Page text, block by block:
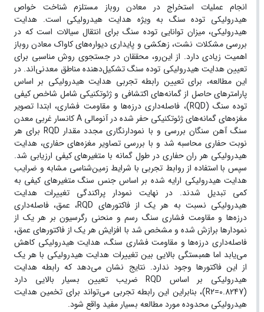
انجام عملیات استخراج در معادن روباز مستلزم شناخت خواص
هیدرولیکی توده سنگ به ویژه هدایت هیدرولیکی است. هدایت
هیدرولیکی، میزان توانایی توده سنگ برای انتقال سیالات است که در
بررسی مشکلات نشت، زهکشی و پایداری دیواره‌های کاواک معادن روباز
اهمیت زیادی دارد. از این‌رو، محققان در جستجوی روش مناسبی برای
تعیین هدایت هیدرولیکی توده سنگ تشکیل‌دهنده مناطق معدنی‌اند. در
این مطالعه، برای تعیین رابطه تجربی هدایت هیدرولیکی بر اساس
پارامترهای حاصل از گمانه‌های اکتشافی و ژئوتکنیکی شامل شاخص کیفی
توده سنگ (RQD)، فاصله‌داری درزه‌ها و مقاومت فشاری، ابتدا تصویر
مغزه‌های گمانه‌های ژئوتکنیکی حفر شده در آنومالی A کانسار غربی معدن
سنگ آهن سنگان بررسی و با نمودارنگاری مجدد مقدار RQD برای هر
نوبت حفاری محاسبه شد و با بررسی تصاویر مغزه‌های حفاری، هدایت
هیدرولیکی هر ران حفاری در طول گمانه با متغیرهای کیفی ارزیابی شد.
سپس با استفاده از روابط تجربی با شرایط زمین‌شناسی مشابه و ضرایب
هدایت هیدرولیکی ارایه شده بر اساس جنس سنگ متغیرهای کیفی به
کمی تبدیل شدند. در نهایت نمودار پراکندگی تغییرات هدایت
هیدرولیکی نسبت به هر یک از فاکتورهای RQD، عمق، فاصله‌داری
درزه‌ها و مقاومت فشاری سنگ رسم و منحنی رگرسیون بر هر یک از
نمودارها برازش شده و مشخص شد با افزایش هر یک از فاکتورهای عمق،
فاصله‌داری درزه‌ها و مقاومت فشاری سنگ، هدایت هیدرولیکی کاهش
می‌یابد اما همبستگی بالایی بین تغییرات هدایت هیدرولیکی با هر یک
از این فاکتورها وجود ندارد. نتایج نشان می‌دهد که رابطه هدایت
هیدرولیکی بر اساس RQD ضریب تعیین بسیار بالایی دارد
(R2=0.8247)، بنابراین این رابطه تجربی می‌تواند برای تخمین هدایت
هیدرولیکی محدوده مورد مطالعه بسیار مفید واقع شود.